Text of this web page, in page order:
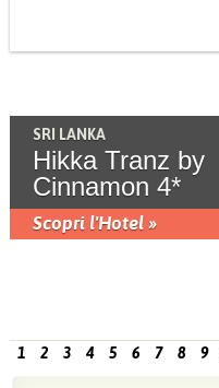
SRI LANKA
Hikka Tranz by
Cinnamon 4*
Scopri l'Hotel »
1 2 3 4 5 6 7 8 9